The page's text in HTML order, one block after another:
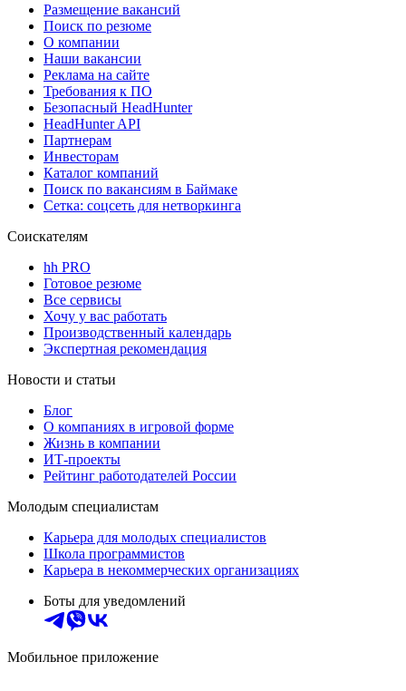
Размещение вакансий
Поиск по резюме
О компании
Наши вакансии
Реклама на сайте
Требования к ПО
Безопасный HeadHunter
HeadHunter API
Партнерам
Инвесторам
Каталог компаний
Поиск по вакансиям в Баймаке
Сетка: соцсеть для нетворкинга
Соискателям
hh PRO
Готовое резюме
Все сервисы
Хочу у вас работать
Производственный календарь
Экспертная рекомендация
Новости и статьи
Блог
О компаниях в игровой форме
Жизнь в компании
ИТ-проекты
Рейтинг работодателей России
Молодым специалистам
Карьера для молодых специалистов
Школа программистов
Карьера в некоммерческих организациях
Боты для уведомлений
Мобильное приложение